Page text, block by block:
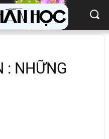
: NHỮNG